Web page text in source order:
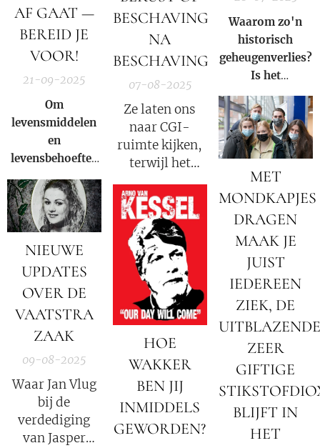
AF GAAT —
BEREID JE
VOOR!
21-09-2025
Om
levensmiddelen
en
levensbehoeftes
te kunnen ruilen
hebben we een
ruilmiddel
nodig, met welke
ruilmiddelen
kunnen we
NIEUWE
UPDATES
OVER DE
VAATSTRA
ZAAK
09-08-2025
Waar Jan Vlug
bij de
verdediging
van Jasper
BESCHAVING
NA
BESCHAVING
07-08-2025
Ze laten ons
naar CGI-
ruimte kijken,
terwijl het
allemaal onder
onze voeten is.
HOE
WAKKER
BEN JIJ
INMIDDELS
GEWORDEN?
Waarom zo'n
historisch
geheugenverlies?
Is het
verwaarlozing –
of een bewuste
poging om de
waarheid over de
verfijning van
precolumbiaanse
beschavingen te
verdoezelen?
MET
MONDKAPJES
DRAGEN
MAAK JE
JUIST
IEDEREEN
ZIEK, DE
UITBLAZENDE
ZEER
GIFTIGE
BLIJFT IN
HET